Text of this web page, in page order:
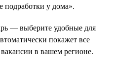
подработки у дома».
— выберите удобные для
покажет все
в вашем регионе.